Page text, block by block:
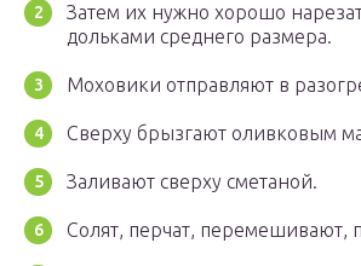
Затем их нужно хорошо
дольками среднего размера.
Моховики отправляют в
Сверху брызгают оливковым
Заливают сверху сметаной.
Солят, перчат, перемешивают,